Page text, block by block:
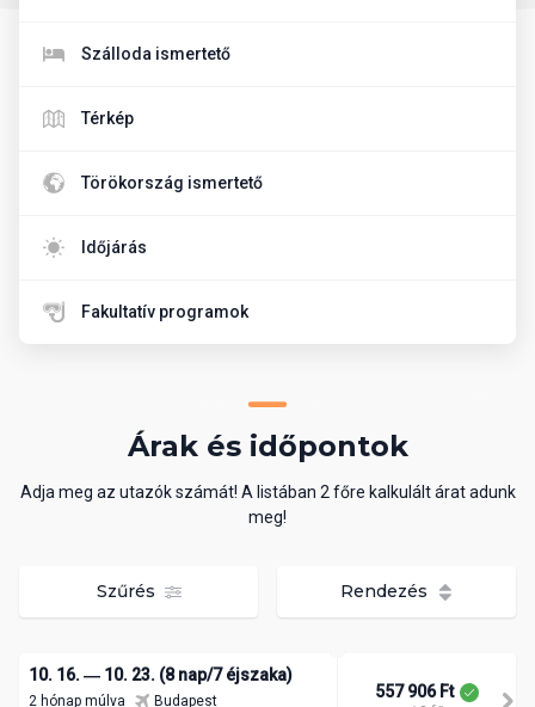
Szálloda ismertető
Térkép
Törökország ismertető
Időjárás
Fakultatív programok
Árak és időpontok
Adja meg az utazók számát! A listában 2 főre kalkulált árat adunk
meg!
Szűrés Rendezés
10. 16. ― 10. 23. (8 nap/7 éjszaka)
2 hónap múlva
Budapest
557 906 Ft